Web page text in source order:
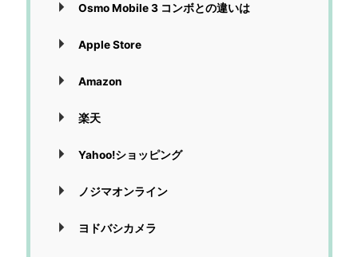
Osmo Mobile 3 コンボとの違いは
Apple Store
Amazon
楽天
Yahoo!ショッピング
ノジマオンライン
ヨドバシカメラ